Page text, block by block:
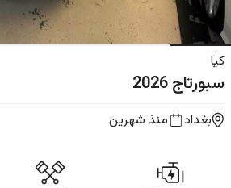
كيا
سبورتاج2026
بغداد منذ شهرين